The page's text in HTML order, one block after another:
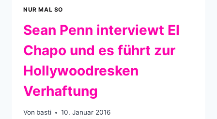
NUR MAL SO
Sean Penn interviewt El
Chapo und es führt zur
Hollywoodresken
Verhaftung
Von basti 10. Januar 2016